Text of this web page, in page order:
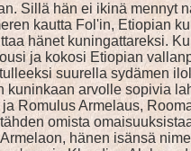
Sillä hän ei ikinä mennyt
kautta Fol'in, Etiopian
hänet kuningattareksi.
ja kokosi Etiopian
suurella sydämen
arvolle sopivia
Romulus Armelaus,
omista
hänen isänsä